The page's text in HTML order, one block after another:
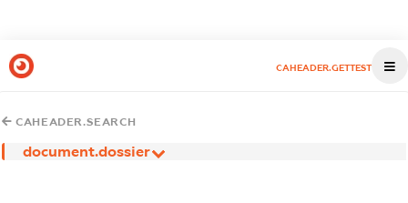
CAHEADER.GETTEST
CAHEADER.SEARCH
document.dossier